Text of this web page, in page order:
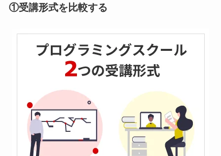
①受講形式を比較する